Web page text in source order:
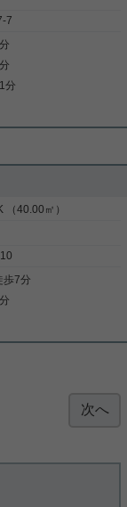
はウォークインクロゼ
豊富なので、広々と空
アや千代田線湯島付近
合ったお部屋をご紹介
7
分
2分！インター
中に入った閑静な立地
を完備しており、セキ
車利用で生活の範囲が
い合わせください。
（40.00㎡）
歩7分
！ネット・ビ
分、銀座線｢末広町｣徒
ターネット無料・ビュ
次へ